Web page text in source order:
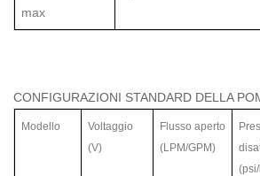
max
CONFIGURAZIONI STANDARD DELLA
Modello
Voltaggio
(V)
Flusso aperto
(LPM/GPM)